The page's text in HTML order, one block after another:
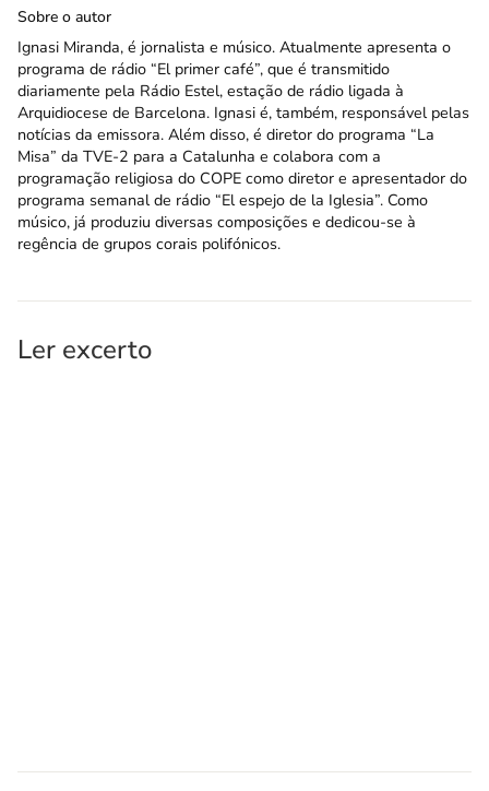
Sobre o autor
Ignasi Miranda, é jornalista e músico. Atualmente apresenta o
programa de rádio “El primer café”, que é transmitido
diariamente pela Rádio Estel, estação de rádio ligada à
Arquidiocese de Barcelona. Ignasi é, também, responsável pelas
notícias da emissora. Além disso, é diretor do programa “La
Misa” da TVE-2 para a Catalunha e colabora com a
programação religiosa do COPE como diretor e apresentador do
programa semanal de rádio “El espejo de la Iglesia”. Como
músico, já produziu diversas composições e dedicou-se à
regência de grupos corais polifónicos.
Ler excerto